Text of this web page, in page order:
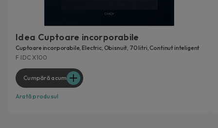
Idea Cuptoare incorporabile
Cuptoare incorporabile, Electric, Obisnuit, 70 litri, Continut inteligent
F IDC X100
Cumpără acum
Arată produsul